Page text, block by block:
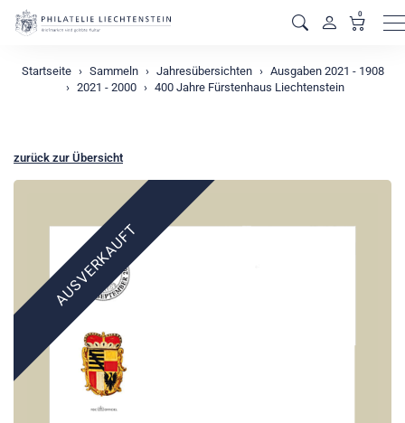
0
Startseite Sammeln Jahresübersichten
Ausgaben 2021 - 1908
2021 - 2000
400 Jahre Fürstenhaus Liechtenstein
zurück zur Übersicht
AUSVERKAUFT